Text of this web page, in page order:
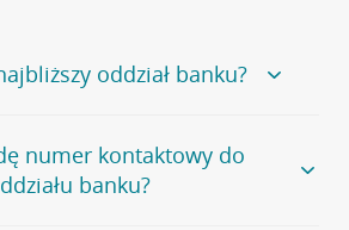
oddział banku?
naszego banku, zapraszamy na
, na której znajduje się
numer kontaktowy do
banku?